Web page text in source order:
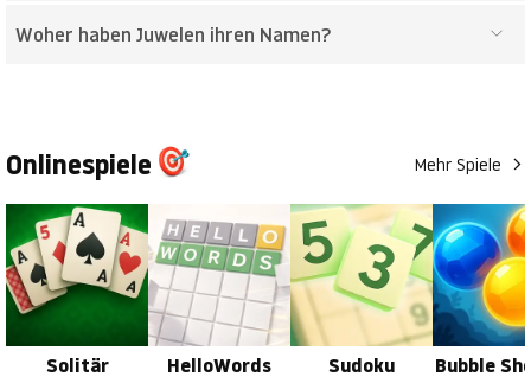
Woher haben Juwelen ihren Namen?
Onlinespiele Mehr Spiele
Solitär HelloWords Sudoku Bubble